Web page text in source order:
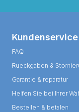
Kundenservice
FAQ
Rueckgaben &
Garantie & reparatur
Helfen Sie bei Ihrer
Bestellen & betalen